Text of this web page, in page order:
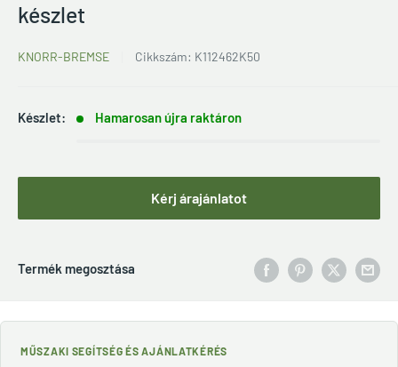
készlet
KNORR-BREMSE Cikkszám: K112462K50
Készlet: Hamarosan újra raktáron
Kérj árajánlatot
Termék megosztása
MŰSZAKI SEGÍTSÉG ÉS AJÁNLATKÉRÉS